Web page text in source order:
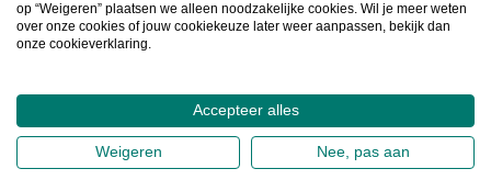
Snel navigeren
2026©Thuiswinkel.org
Privacybeleid Cookieverklaring Sitemap
op “Weigeren” plaatsen we alleen noodzakelijke cookies. Wil je meer weten
over onze cookies of jouw cookiekeuze later weer aanpassen, bekijk dan
onze cookieverklaring.
Accepteer alles
Weigeren Nee, pas aan